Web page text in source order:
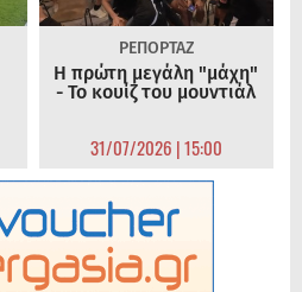
ΡΕΠΟΡΤΑΖ
Η πρώτη μεγάλη "μάχη"
- Το κουίζ του μουντιάλ
31/07/2026 | 15:00